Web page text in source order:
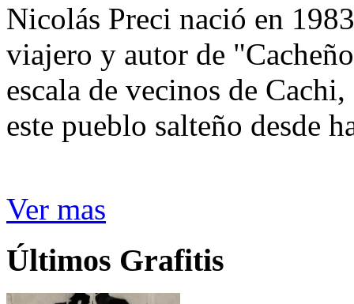
Nicolás Preci nació en
viajero y autor de
escala de vecinos de
este pueblo salteño desde
Ver mas
Últimos Grafitis